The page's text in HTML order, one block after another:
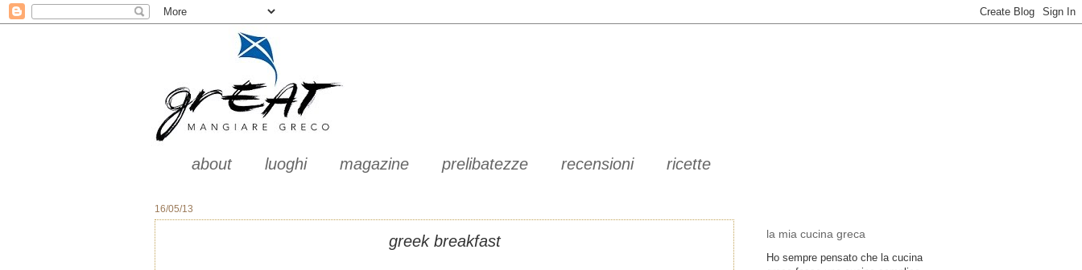
about luoghi magazine prelibatezze recensioni ricette
16/05/13
greek breakfast la mia cucina greca
Ho sempre pensato che la cucina